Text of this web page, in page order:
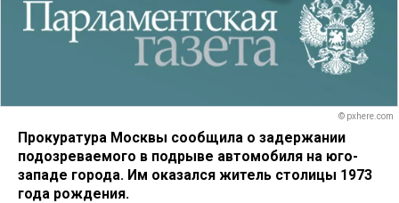
© pxhere.com
Прокуратура Москвы сообщила о задержании
подозреваемого в подрыве автомобиля на юго-
западе города. Им оказался житель столицы 1973
года рождения.